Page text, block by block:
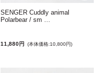
SENGER Cuddly animal
Polarbear / sm …
11,880円 (本体価格:10,800円)